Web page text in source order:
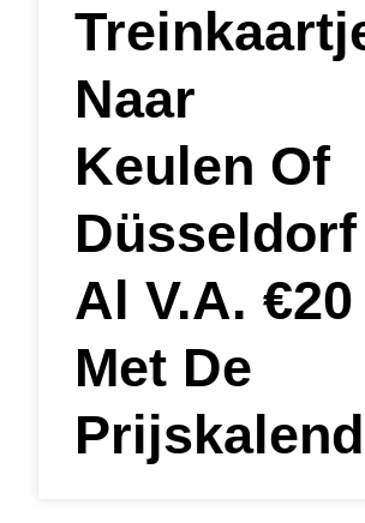
Naar
Keulen Of
Düsseldorf
Al V.a. €20
Met De